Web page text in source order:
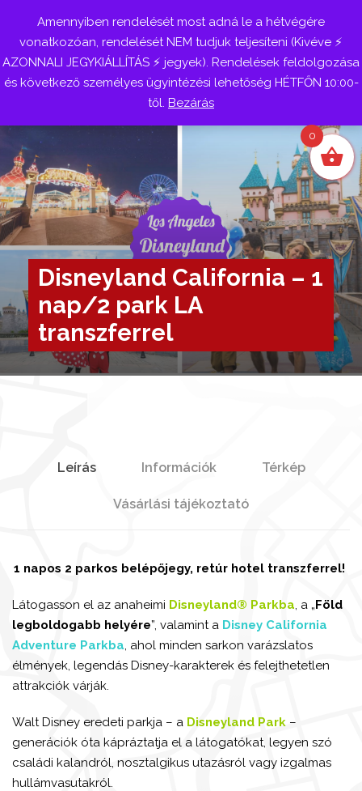
Belépés
Disneyland California – 1
nap/2 park LA
transzferrel
Leírás Információk Térkép
Vásárlási tájékoztató
1 napos 2 parkos belépőjegy, retúr hotel transzferrel!
Látogasson el az anaheimi Disneyland® Parkba , a „Föld
legboldogabb helyére”, valamint a Disney California
Adventure Parkba , ahol minden sarkon varázslatos
élmények, legendás Disney-karakterek és felejthetetlen
attrakciók várják.
Walt Disney eredeti parkja – a Disneyland Park –
generációk óta kápráztatja el a látogatókat, legyen szó
családi kalandról, nosztalgikus utazásról vagy izgalmas
hullámvasutakról.
Amennyiben rendelését most adná le a hétvégére
vonatkozóan, rendelését NEM tudjuk teljesíteni (Kivéve ⚡
AZONNALI JEGYKIÁLLÍTÁS ⚡ jegyek). Rendelések feldolgozása
és következő személyes ügyintézési lehetőség HÉTFŐN 10:00-
től. Bezárás
0